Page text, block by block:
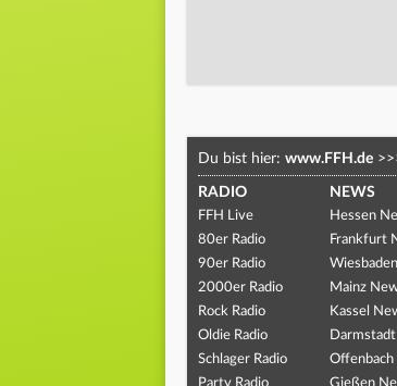
Du bist hier: www.FFH.de
RADIO
FFH Live
80er Radio
90er Radio
2000er Radio
Rock Radio
Oldie Radio
Schlager Radio
NEWS
Hessen
Frankfurt
Mainz
Kassel
Offenbach